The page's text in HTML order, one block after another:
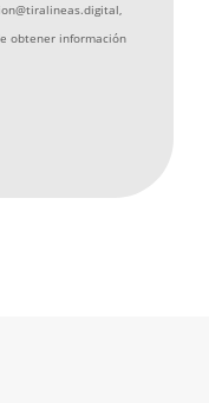
obtener información